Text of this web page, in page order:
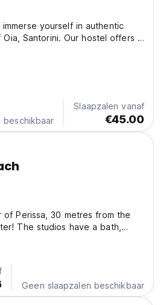
yourself in authentic
Santorini. Our hostel offers a
making it perfect for
beschikbaar
Slaapzalen vanaf
€45.00
Perissa, 30 metres from the
The studios have a bath,
Geen slaapzalen beschikbaar